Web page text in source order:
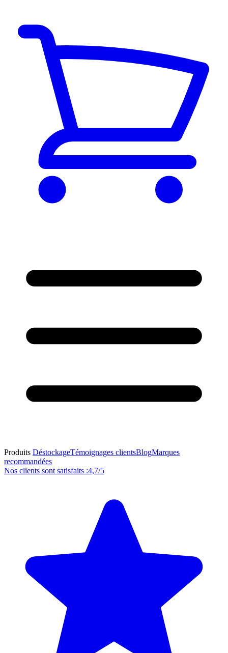
Produits DéstockageTémoignages clientsBlogMarques
recommandées
Nos clients sont satisfaits :4,7/5